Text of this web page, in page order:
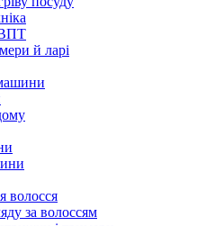
ВПТ
й ларі
волосся
за волоссям